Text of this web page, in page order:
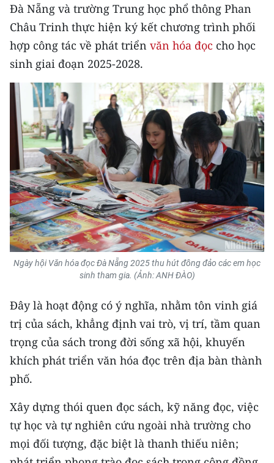
Media Thế giới
Media Thể thao
Media Giáo dục
Media Y tế
Media Khoa học - Công nghệ
Media Môi trường
Ảnh
Infographic
TIN MỚI
TIN ĐỊA PHƯƠNG
Trung du và miền núi phía Bắc
Đồng bằng sông Hồng
Bắc Trung Bộ
Duyên hải Nam Trung Bộ và Tây
Đông Nam Bộ
Đồng bằng sông Cửu Long
Đà Nẵng và trường Trung học phổ thông Phan
Châu Trinh thực hiện ký kết chương trình phối
hợp công tác về phát triển văn hóa đọc cho học
sinh giai đoạn 2025-2028.
Ngàyhội Văn hóa đọc Đà Nẵng 2025 thu hút đông đảo các em học
sinh tham gia. (Ảnh: ANH ĐÀO)
Đây là hoạt động có ý nghĩa, nhằm tôn vinh giá
trị của sách, khẳng định vai trò, vị trí, tầm quan
trọng của sách trong đời sống xã hội, khuyến
khích phát triển văn hóa đọc trên địa bàn thành
phố.
Xây dựng thói quen đọc sách, kỹ năng đọc, việc
tự học và tự nghiên cứu ngoài nhà trường cho
mọi đối tượng, đặc biệt là thanh thiếu niên;